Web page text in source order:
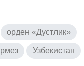
орден «Дустлик»
Узбекистан